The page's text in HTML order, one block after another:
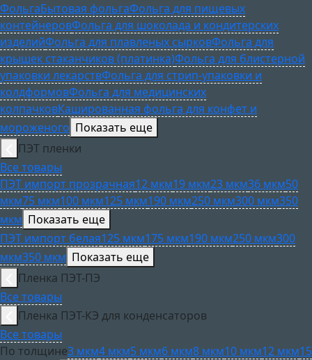
ФольгаБытовая фольгаФольга для пищевых
контейнеровФольга для шоколада и кондитерских
изделийФольга для плавленых сырковФольга для
крышек стаканчиков (платинка)Фольга для блистерной
упаковки лекарствФольга для стрип-упаковки и
колдформовФольга для медицинских
колпачковКашированная фольга для конфет и
мороженого Показать еще
ПЭТ пленки
Все товары
ПЭТ импорт прозрачная12 мкм19 мкм23 мкм36 мкм50
мкм75 мкм100 мкм125 мкм190 мкм250 мкм300 мкм350
мкм Показать еще
ПЭТ импорт белая125 мкм175 мкм190 мкм250 мкм300
мкм350 мкм Показать еще
Пленка ПЭТ-ПЭ
Все товары
Пленка ПЭТ-КЭ для конденсаторов
Все товары
По толщине3 мкм4 мкм5 мкм6 мкм8 мкм10 мкм12 мкм15